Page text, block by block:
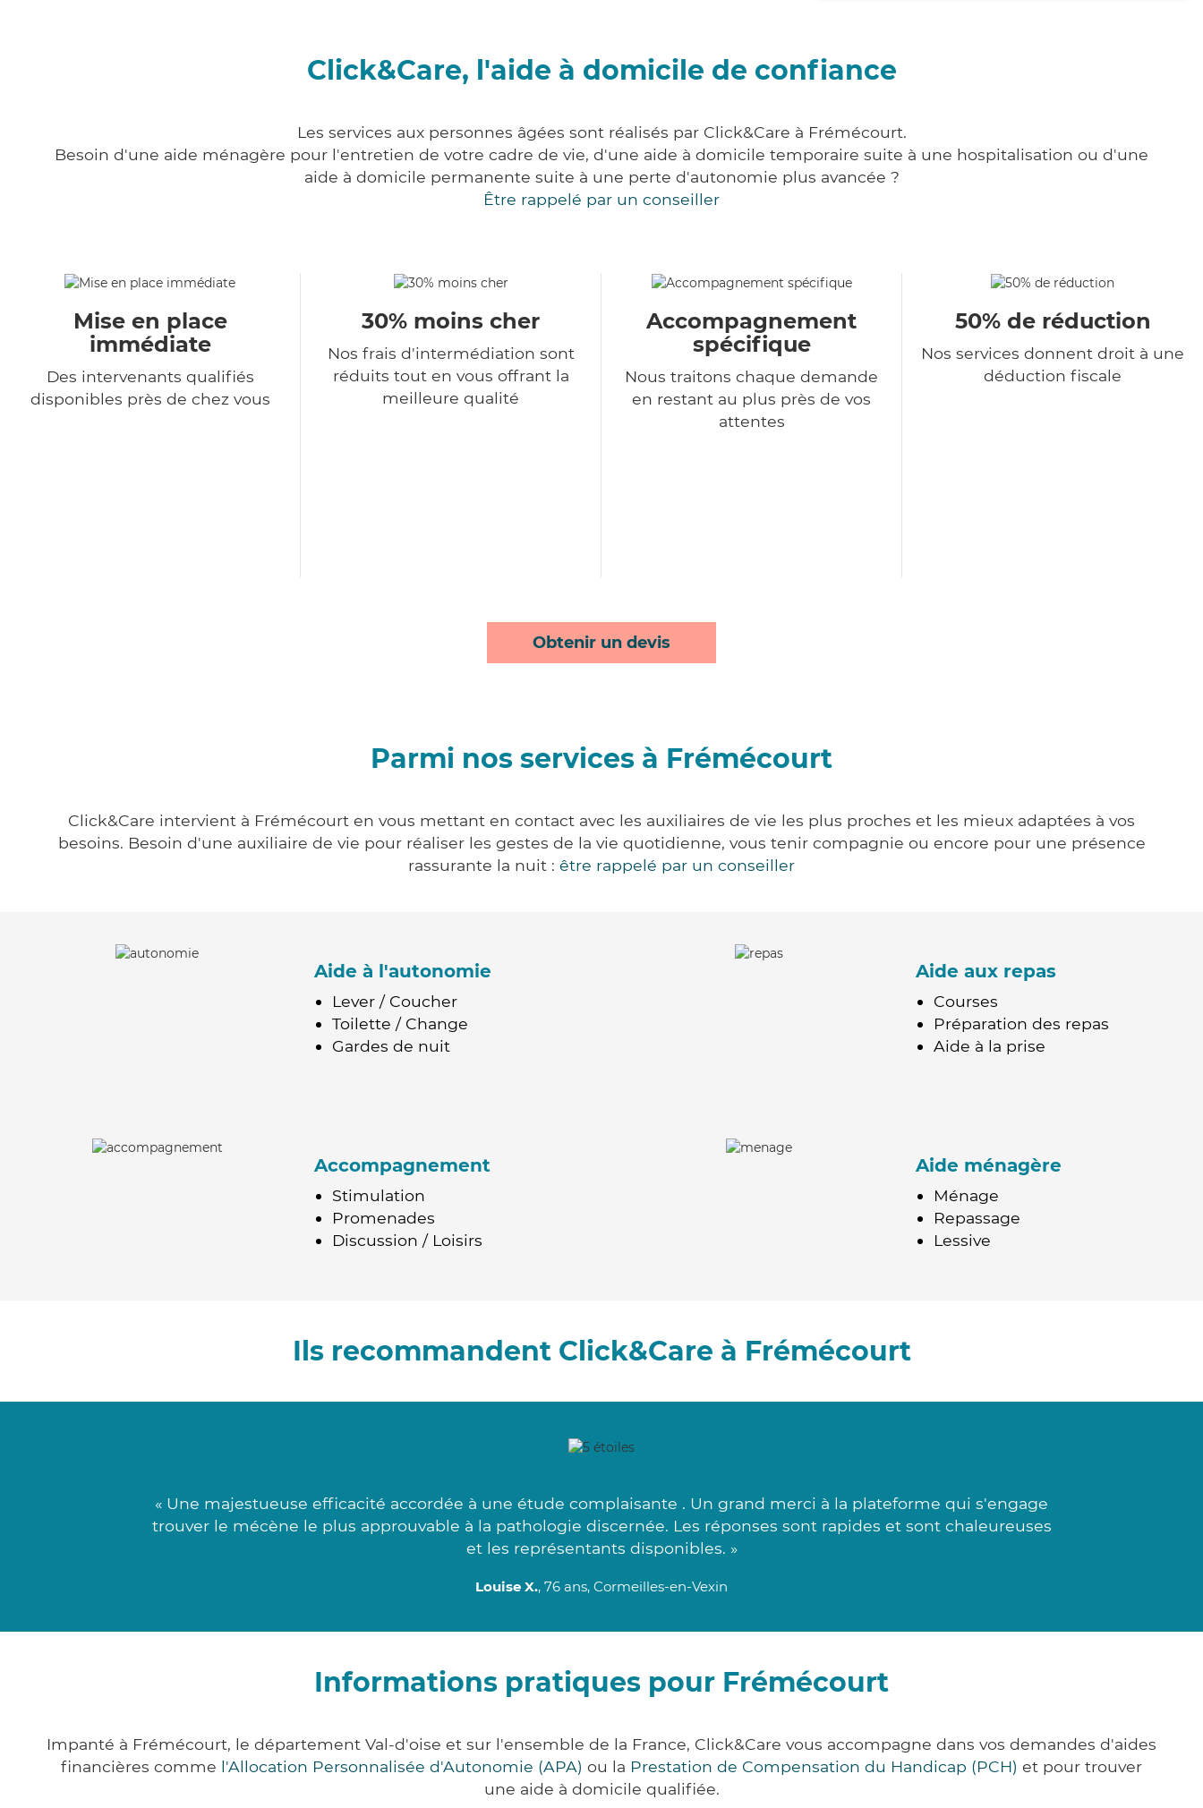
Click&Care, l'aide à domicile de confiance
Les services aux personnes âgées sont réalisés par Click&Care à Frémécourt.
Besoin d'une aide ménagère pour l'entretien de votre cadre de vie, d'une aide à domicile temporaire suite à une hospitalisation ou d'une
aide à domicile permanente suite à une perte d'autonomie plus avancée ?
Être rappelé par un conseiller
Mise en place
immédiate
Des intervenants qualifiés
disponibles près de chez vous
30% moins cher
Nos frais d'intermédiation sont
réduits tout en vous offrant la
meilleure qualité
Accompagnement
spécifique
Nous traitons chaque demande
en restant au plus près de vos
attentes
50% de réduction
Nos services donnent droit à une
déduction fiscale
Obtenir un devis
Parmi nos services à Frémécourt
Click&Care intervient à Frémécourt en vous mettant en contact avec les auxiliaires de vie les plus proches et les mieux adaptées à vos
besoins. Besoin d'une auxiliaire de vie pour réaliser les gestes de la vie quotidienne, vous tenir compagnie ou encore pour une présence
rassurante la nuit : être rappelé par un conseiller
Aide à l'autonomie
Lever / Coucher
Toilette / Change
Gardes de nuit
Aide aux repas
Courses
Préparation des repas
Aide à la prise
Accompagnement
Stimulation
Promenades
Discussion / Loisirs
Aide ménagère
Ménage
Repassage
Lessive
Ils recommandent Click&Care à Frémécourt
« Une majestueuse efficacité accordée à une étude complaisante . Un grand merci à la plateforme qui s'engage
trouver le mécène le plus approuvable à la pathologie discernée. Les réponses sont rapides et sont chaleureuses
et les représentants disponibles. »
Louise X., 76 ans, Cormeilles-en-Vexin
Informations pratiques pour Frémécourt
Impanté à Frémécourt, le département Val-d'oise et sur l'ensemble de la France, Click&Care vous accompagne dans vos demandes d'aides
financières comme l'Allocation Personnalisée d'Autonomie (APA) ou la Prestation de Compensation du Handicap (PCH) et pour trouver
une aide à domicile qualifiée.